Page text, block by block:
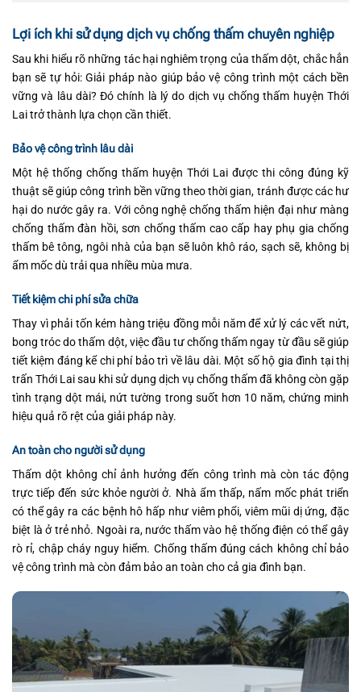
Lợi ích khi sử dụng dịch vụ chống thấm chuyên nghiệp
Sau khi hiểu rõ những tác hại nghiêm trọng của thấm dột, chắc hẳn
bạn sẽ tự hỏi: Giải pháp nào giúp bảo vệ công trình một cách bền
vững và lâu dài? Đó chính là lý do dịch vụ chống thấm huyện Thới
Lai trở thành lựa chọn cần thiết.
Bảo vệ công trình lâu dài
Một hệ thống chống thấm huyện Thới Lai được thi công đúng kỹ
thuật sẽ giúp công trình bền vững theo thời gian, tránh được các hư
hại do nước gây ra. Với công nghệ chống thấm hiện đại như màng
chống thấm đàn hồi, sơn chống thấm cao cấp hay phụ gia chống
thấm bê tông, ngôi nhà của bạn sẽ luôn khô ráo, sạch sẽ, không bị
ẩm mốc dù trải qua nhiều mùa mưa.
Tiết kiệm chi phí sửa chữa
Thay vì phải tốn kém hàng triệu đồng mỗi năm để xử lý các vết nứt,
bong tróc do thấm dột, việc đầu tư chống thấm ngay từ đầu sẽ giúp
tiết kiệm đáng kể chi phí bảo trì về lâu dài. Một số hộ gia đình tại thị
trấn Thới Lai sau khi sử dụng dịch vụ chống thấm đã không còn gặp
tình trạng dột mái, nứt tường trong suốt hơn 10 năm, chứng minh
hiệu quả rõ rệt của giải pháp này.
An toàn cho người sử dụng
Thấm dột không chỉ ảnh hưởng đến công trình mà còn tác động
trực tiếp đến sức khỏe người ở. Nhà ẩm thấp, nấm mốc phát triển
có thể gây ra các bệnh hô hấp như viêm phổi, viêm mũi dị ứng, đặc
biệt là ở trẻ nhỏ. Ngoài ra, nước thấm vào hệ thống điện có thể gây
rò rỉ, chập cháy nguy hiểm. Chống thấm đúng cách không chỉ bảo
vệ công trình mà còn đảm bảo an toàn cho cả gia đình bạn.